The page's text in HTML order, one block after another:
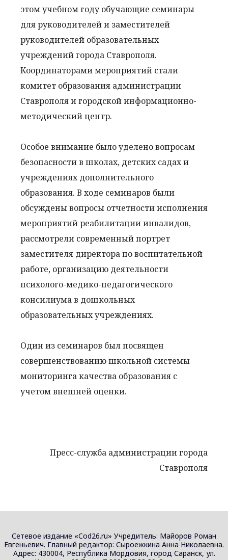
этом учебном году обучающие семинары
для руководителей и заместителей
руководителей образовательных
учреждений города Ставрополя.
Координаторами мероприятий стали
комитет образования администрации
Ставрополя и городской информационно-
методический центр.
Особое внимание было уделено вопросам
безопасности в школах, детских садах и
учреждениях дополнительного
образования. В ходе семинаров были
обсуждены вопросы отчетности исполнения
мероприятий реабилитации инвалидов,
рассмотрели современный портрет
заместителя директора по воспитательной
работе, организацию деятельности
психолого-медико-педагогического
консилиума в дошкольных
образовательных учреждениях.
Один из семинаров был посвящен
совершенствованию школьной системы
мониторинга качества образования с
учетом внешней оценки.
Пресс-служба администрации города
Ставрополя
Сетевое издание «Cod26.ru» Учредитель: Майоров Роман
Евгеньевич. Главный редактор: Сыроежкина Анна Николаевна.
Адрес: 430004, Республика Мордовия, город Саранск, ул.